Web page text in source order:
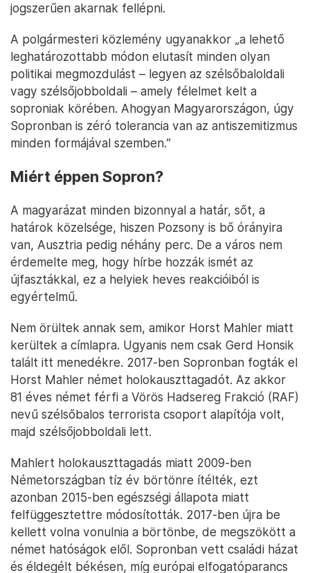
jogszerűen akarnak fellépni.
A polgármesteri közlemény ugyanakkor „a lehető
leghatározottabb módon elutasít minden olyan
politikai megmozdulást – legyen az szélsőbaloldali
vagy szélsőjobboldali – amely félelmet kelt a
soproniak körében. Ahogyan Magyarországon, úgy
Sopronban is zéró tolerancia van az antiszemitizmus
minden formájával szemben.”
Miért éppen Sopron?
A magyarázat minden bizonnyal a határ, sőt, a
határok közelsége, hiszen Pozsony is bő órányira
van, Ausztria pedig néhány perc. De a város nem
érdemelte meg, hogy hírbe hozzák ismét az
újfasztákkal, ez a helyiek heves reakcióiból is
egyértelmű.
Nem örültek annak sem, amikor Horst Mahler miatt
kerültek a címlapra. Ugyanis nem csak Gerd Honsik
talált itt menedékre. 2017-ben Sopronban fogták el
Horst Mahler német holokauszttagadót. Az akkor
81 éves német férfi a Vörös Hadsereg Frakció (RAF)
nevű szélsőbalos terrorista csoport alapítója volt,
majd szélsőjobboldali lett.
Mahlert holokauszttagadás miatt 2009-ben
Németországban tíz év börtönre ítélték, ezt
azonban 2015-ben egészségi állapota miatt
felfüggesztettre módosították. 2017-ben újra be
kellett volna vonulnia a börtönbe, de megszökött a
német hatóságok elől. Sopronban vett családi házat
és éldegélt békésen, míg európai elfogatóparancs